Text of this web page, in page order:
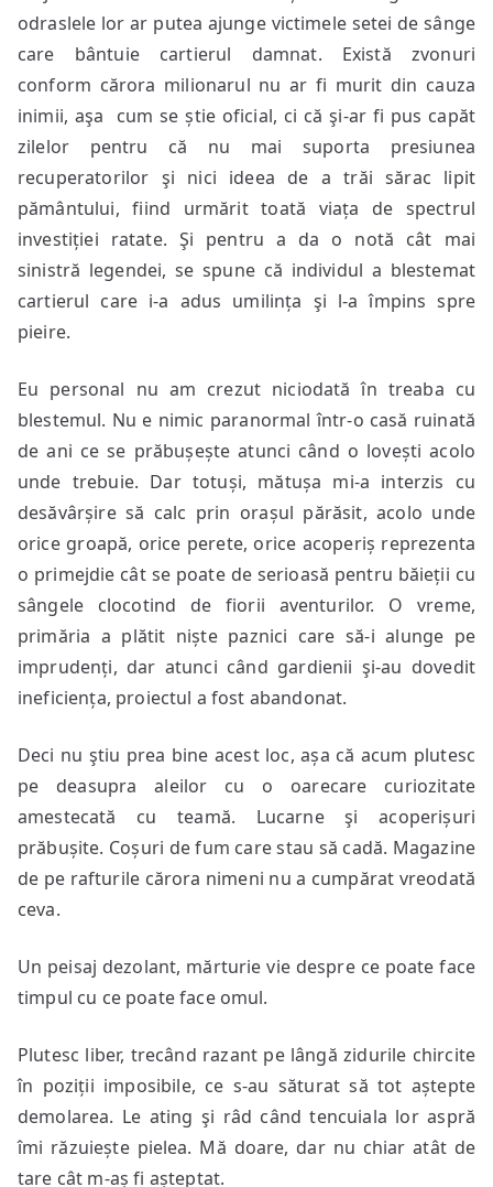
odraslele lor ar putea ajunge victimele setei de sânge
care bântuie cartierul damnat. Există zvonuri
conform cărora milionarul nu ar fi murit din cauza
inimii, aşa cum se știe oficial, ci că şi-ar fi pus capăt
zilelor pentru că nu mai suporta presiunea
recuperatorilor şi nici ideea de a trăi sărac lipit
pământului, fiind urmărit toată viața de spectrul
investiției ratate. Şi pentru a da o notă cât mai
sinistră legendei, se spune că individul a blestemat
cartierul care i-a adus umilința şi l-a împins spre
pieire.
Eu personal nu am crezut niciodată în treaba cu
blestemul. Nu e nimic paranormal într-o casă ruinată
de ani ce se prăbușește atunci când o lovești acolo
unde trebuie. Dar totuși, mătușa mi-a interzis cu
desăvârșire să calc prin orașul părăsit, acolo unde
orice groapă, orice perete, orice acoperiș reprezenta
o primejdie cât se poate de serioasă pentru băieții cu
sângele clocotind de fiorii aventurilor. O vreme,
primăria a plătit niște paznici care să-i alunge pe
imprudenți, dar atunci când gardienii şi-au dovedit
ineficiența, proiectul a fost abandonat.
Deci nu ştiu prea bine acest loc, așa că acum plutesc
pe deasupra aleilor cu o oarecare curiozitate
amestecată cu teamă. Lucarne şi acoperișuri
prăbușite. Coșuri de fum care stau să cadă. Magazine
de pe rafturile cărora nimeni nu a cumpărat vreodată
ceva.
Un peisaj dezolant, mărturie vie despre ce poate face
timpul cu ce poate face omul.
Plutesc liber, trecând razant pe lângă zidurile chircite
în poziții imposibile, ce s-au săturat să tot aștepte
demolarea. Le ating şi râd când tencuiala lor aspră
îmi răzuiește pielea. Mă doare, dar nu chiar atât de
tare cât m-aș fi așteptat.